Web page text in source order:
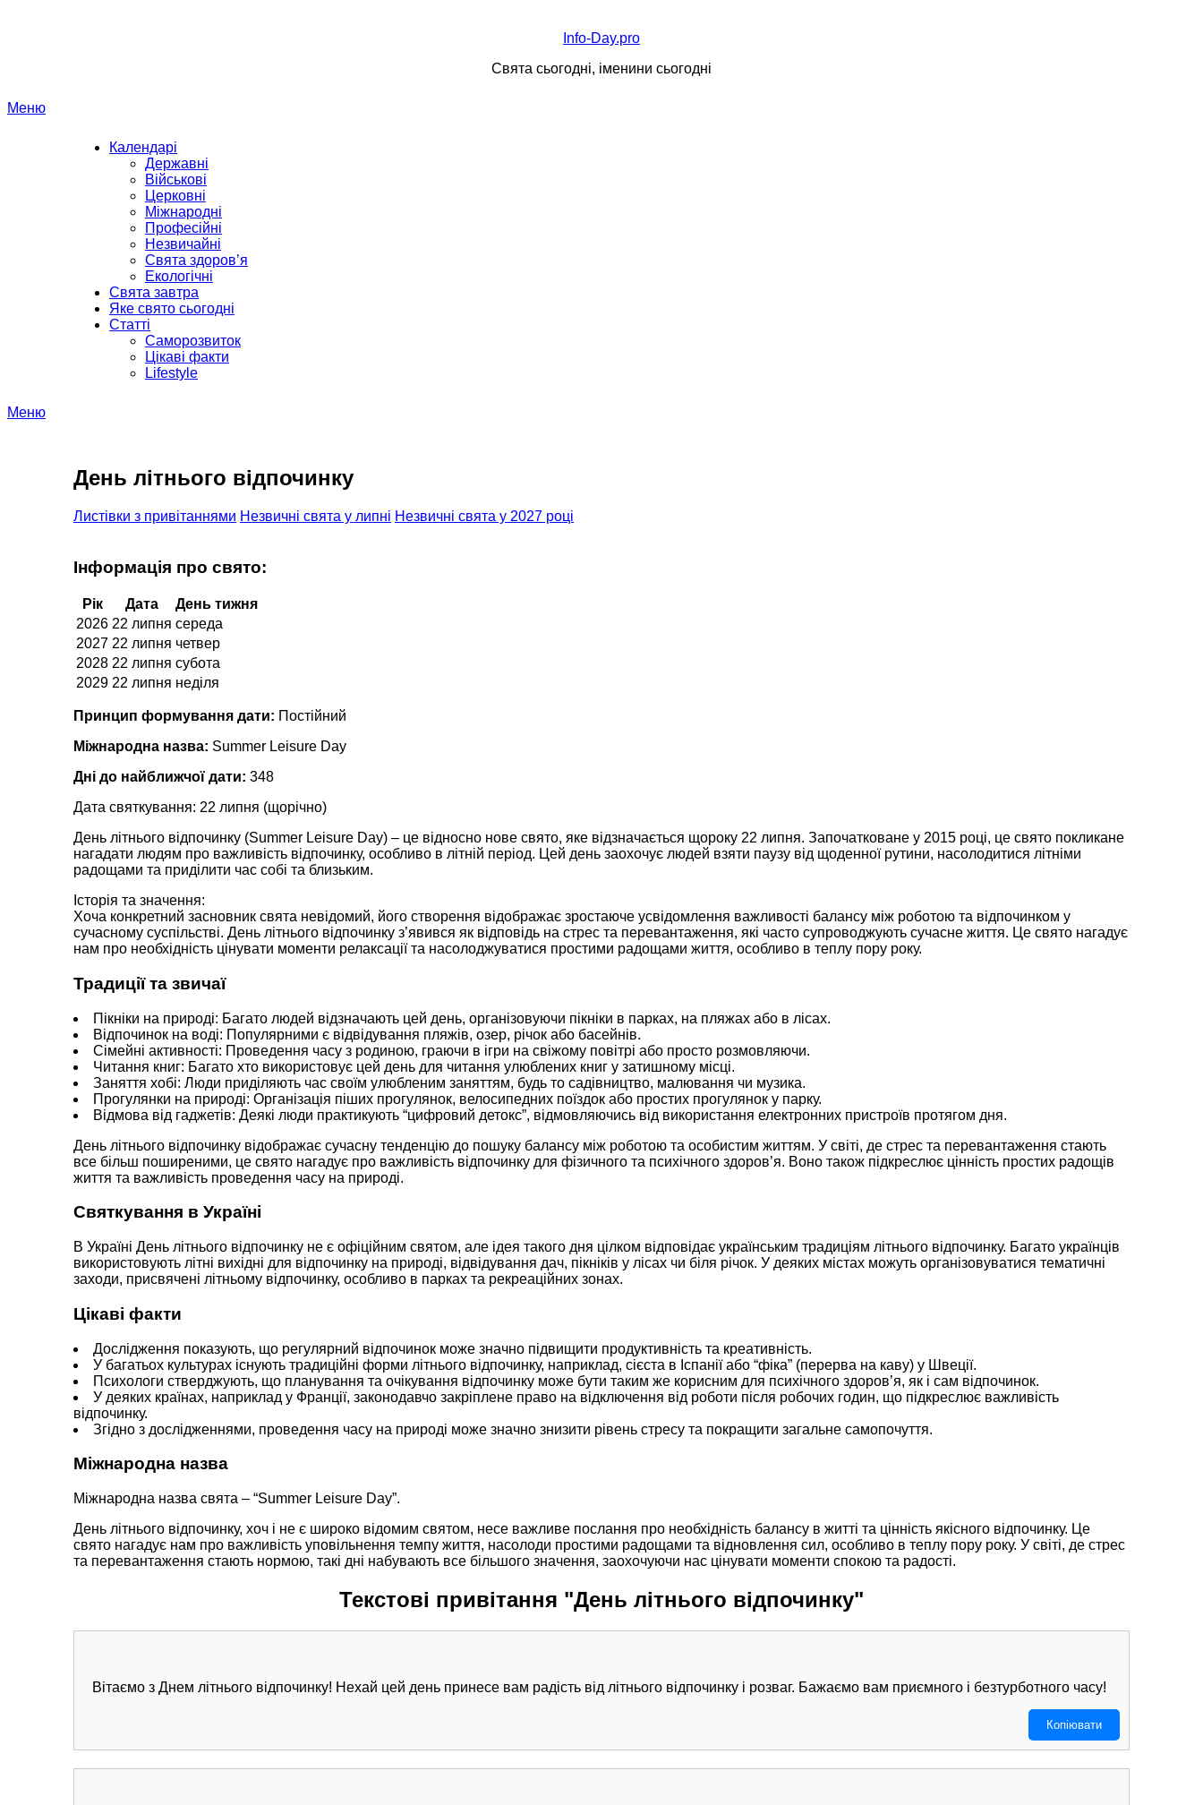
Info-Day.pro
Свята сьогодні, іменини сьогодні
Меню
Календарі
Державні
Військові
Церковні
Міжнародні
Професійні
Незвичайні
Свята здоров’я
Екологічні
Свята завтра
Яке свято сьогодні
Статті
Саморозвиток
Цікаві факти
Lifestyle
Меню
День літнього відпочинку
Листівки з привітаннями Незвичні свята у липні Незвичні свята у 2027 році
Інформація про свято:
Рік Дата
День тижня
2026 22 липня середа
2027 22 липня четвер
2028 22 липня субота
2029 22 липня неділя
Принцип формування дати: Постійний
Міжнародна назва: Summer Leisure Day
Дні до найближчої дати: 348
Дата святкування: 22 липня (щорічно)
День літнього відпочинку (Summer Leisure Day) – це відносно нове свято, яке відзначається щороку 22 липня. Започатковане у 2015 році, це свято покликане
нагадати людям про важливість відпочинку, особливо в літній період. Цей день заохочує людей взяти паузу від щоденної рутини, насолодитися літніми
радощами та приділити час собі та близьким.
Історія та значення:
Хоча конкретний засновник свята невідомий, його створення відображає зростаюче усвідомлення важливості балансу між роботою та відпочинком у
сучасному суспільстві. День літнього відпочинку з’явився як відповідь на стрес та перевантаження, які часто супроводжують сучасне життя. Це свято нагадує
нам про необхідність цінувати моменти релаксації та насолоджуватися простими радощами життя, особливо в теплу пору року.
Традиції та звичаї
Пікніки на природі: Багато людей відзначають цей день, організовуючи пікніки в парках, на пляжах або в лісах.
Відпочинок на воді: Популярними є відвідування пляжів, озер, річок або басейнів.
Сімейні активності: Проведення часу з родиною, граючи в ігри на свіжому повітрі або просто розмовляючи.
Читання книг: Багато хто використовує цей день для читання улюблених книг у затишному місці.
Заняття хобі: Люди приділяють час своїм улюбленим заняттям, будь то садівництво, малювання чи музика.
Прогулянки на природі: Організація піших прогулянок, велосипедних поїздок або простих прогулянок у парку.
Відмова від гаджетів: Деякі люди практикують “цифровий детокс”, відмовляючись від використання електронних пристроїв протягом дня.
День літнього відпочинку відображає сучасну тенденцію до пошуку балансу між роботою та особистим життям. У світі, де стрес та перевантаження стають
все більш поширеними, це свято нагадує про важливість відпочинку для фізичного та психічного здоров’я. Воно також підкреслює цінність простих радощів
життя та важливість проведення часу на природі.
Святкування в Україні
В Україні День літнього відпочинку не є офіційним святом, але ідея такого дня цілком відповідає українським традиціям літнього відпочинку. Багато українців
використовують літні вихідні для відпочинку на природі, відвідування дач, пікніків у лісах чи біля річок. У деяких містах можуть організовуватися тематичні
заходи, присвячені літньому відпочинку, особливо в парках та рекреаційних зонах.
Цікаві факти
Дослідження показують, що регулярний відпочинок може значно підвищити продуктивність та креативність.
У багатьох культурах існують традиційні форми літнього відпочинку, наприклад, сієста в Іспанії або “фіка” (перерва на каву) у Швеції.
Психологи стверджують, що планування та очікування відпочинку може бути таким же корисним для психічного здоров’я, як і сам відпочинок.
У деяких країнах, наприклад у Франції, законодавчо закріплене право на відключення від роботи після робочих годин, що підкреслює важливість
відпочинку.
Згідно з дослідженнями, проведення часу на природі може значно знизити рівень стресу та покращити загальне самопочуття.
Міжнародна назва
Міжнародна назва свята – “Summer Leisure Day”.
День літнього відпочинку, хоч і не є широко відомим святом, несе важливе послання про необхідність балансу в житті та цінність якісного відпочинку. Це
свято нагадує нам про важливість уповільнення темпу життя, насолоди простими радощами та відновлення сил, особливо в теплу пору року. У світі, де стрес
та перевантаження стають нормою, такі дні набувають все більшого значення, заохочуючи нас цінувати моменти спокою та радості.
Текстові привітання "День літнього відпочинку"
Вітаємо з Днем літнього відпочинку! Нехай цей день принесе вам радість від літнього відпочинку і розваг. Бажаємо вам приємного і безтурботного часу!
Копіювати